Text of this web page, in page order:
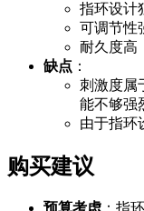
指环设计
可调节性
耐久度高
缺点 ：
刺激度属
能不够强
由于指环
购买建议